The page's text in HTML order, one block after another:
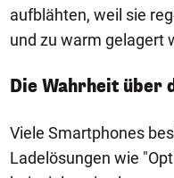
aufblähten, weil sie
und zu warm gelagert
Die Wahrheit über
Viele Smartphones
Ladelösungen wie